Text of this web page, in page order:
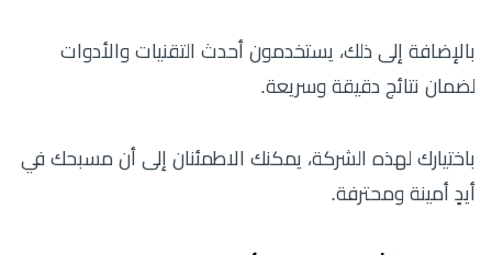
بالإضافة إلى ذلك، يستخدمون أحدث التقنيات والأدوات
لضمان نتائج دقيقة وسريعة.
باختيارك لهذه الشركة، يمكنك الاطمئنان إلى أن مسبحك في
أيدٍ أمينة ومحترفة.